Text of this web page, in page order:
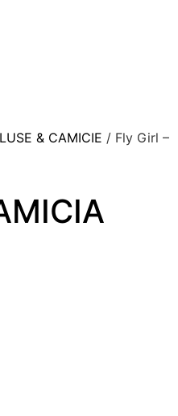
& CAMICIE / Fly Girl –